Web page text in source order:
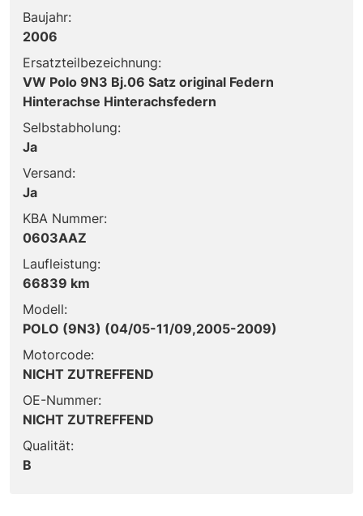
Baujahr:
2006
Ersatzteilbezeichnung:
VW Polo 9N3 Bj.06 Satz original Federn
Hinterachse Hinterachsfedern
Selbstabholung:
Ja
Versand:
Ja
KBA Nummer:
0603AAZ
Laufleistung:
66839 km
Modell:
POLO (9N3) (04/05-11/09,2005-2009)
Motorcode:
NICHT ZUTREFFEND
OE-Nummer:
NICHT ZUTREFFEND
Qualität:
B